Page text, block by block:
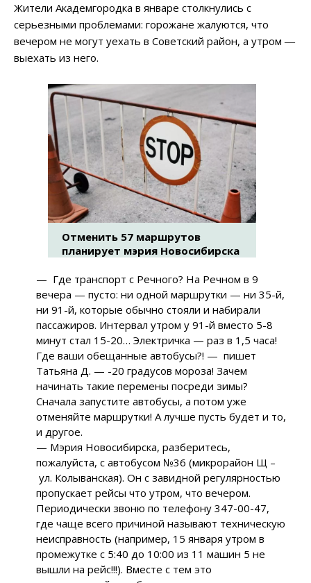
Жители Академгородка в январе столкнулись с
серьезными проблемами: горожане жалуются, что
вечером не могут уехать в Советский район, а утром ―
выехать из него.
Отменить 57 маршрутов
планирует мэрия Новосибирска
— Где транспорт с Речного? На Речном в 9
вечера — пусто: ни одной маршрутки — ни 35-й,
ни 91-й, которые обычно стояли и набирали
пассажиров. Интервал утром у 91-й вместо 5-8
минут стал 15-20… Электричка — раз в 1,5 часа!
Где ваши обещанные автобусы?! — пишет
Татьяна Д. — -20 градусов мороза! Зачем
начинать такие перемены посреди зимы?
Сначала запустите автобусы, а потом уже
отменяйте маршрутки! А лучше пусть будет и то,
и другое.
— Мэрия Новосибирска, разберитесь,
пожалуйста, с автобусом №36 (микрорайон Щ –
ул. Колыванская). Он с завидной регулярностью
пропускает рейсы что утром, что вечером.
Периодически звоню по телефону 347-00-47,
где чаще всего причиной называют техническую
неисправность (например, 15 января утром в
промежутке с 5:40 до 10:00 из 11 машин 5 не
вышли на рейс!!!). Вместе с тем это